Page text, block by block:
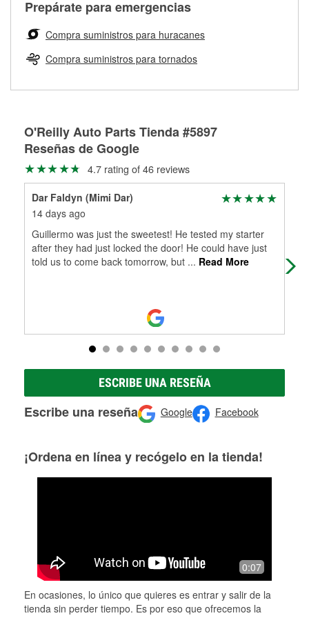
Herramientas de O'Reilly
pueden ser reutilizados, podemos ayudarte a encontrar las
partes de reemplazo correctas para tu reparación.
Rectificación de tambores y discos de freno
averiada o determina los acoplamientos y la longitud
adecuados para que te construyamos una nueva. O'Reilly
Auto Parts tiene las mangueras y los acoples adecuados
para reparar el sistema hidráulico de tu maquinaria
agrícola o de construcción.
Más información acerca del servicio de mangueras
Prepárate para emergencias
Compra suministros para huracanes
Compra suministros para tornados
O'Reilly Auto Parts Tienda #5897
Reseñas de Google
4.7 rating of 46 reviews
Dar Faldyn (Mimi Dar)
14 days ago
Guillermo was just the sweetest! He tested my starter
after they had just locked the door! He could have just
told us to come back tomorrow, but ... Read More
ESCRIBE UNA RESEÑA
Escribe una reseña Google Facebook
¡Ordena en línea y recógelo en la tienda!
0:07
En ocasiones, lo único que quieres es entrar y salir de la
tienda sin perder tiempo. Es por eso que ofrecemos la